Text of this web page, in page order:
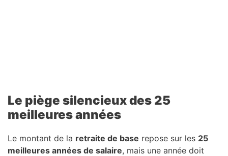
Le piège silencieux des 25
meilleures années
Le montant de la retraite de base repose sur les 25
meilleures années de salaire, mais une année doit